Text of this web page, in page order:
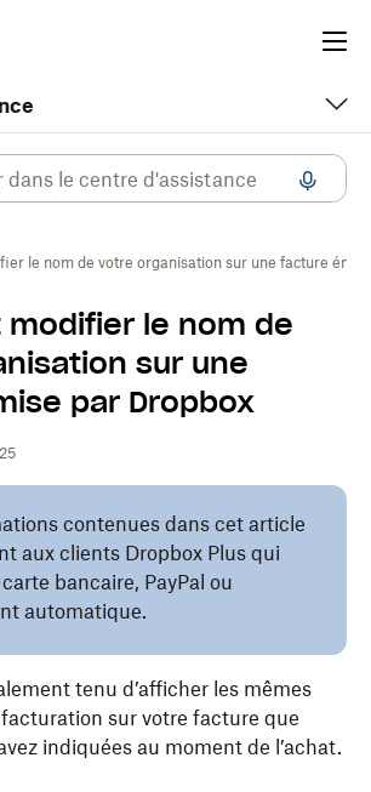
le nom de votre organisation sur une facture
modifier le nom de
sur une
par Dropbox
contenues dans cet article
aux clients Dropbox Plus qui
bancaire, PayPal ou
automatique.
tenu d’afficher les mêmes
sur votre facture que
indiquées au moment de l’achat.